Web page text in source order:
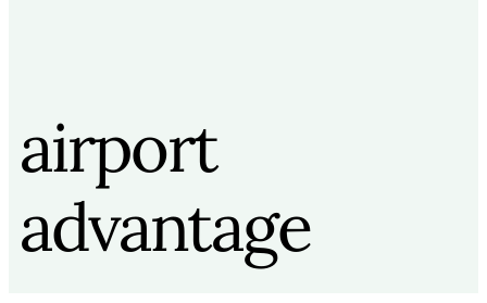
airport
advantage